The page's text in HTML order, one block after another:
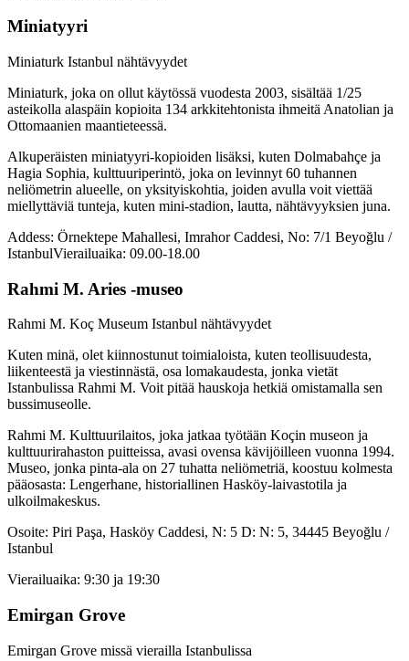
Miniatyyri
Miniaturk Istanbul nähtävyydet
Miniaturk, joka on ollut käytössä vuodesta 2003, sisältää 1/25
asteikolla alaspäin kopioita 134 arkkitehtonista ihmeitä Anatolian ja
Ottomaanien maantieteessä.
Alkuperäisten miniatyyri-kopioiden lisäksi, kuten Dolmabahçe ja
Hagia Sophia, kulttuuriperintö, joka on levinnyt 60 tuhannen
neliömetrin alueelle, on yksityiskohtia, joiden avulla voit viettää
miellyttäviä tunteja, kuten mini-stadion, lautta, nähtävyyksien juna.
Addess: Örnektepe Mahallesi, Imrahor Caddesi, No: 7/1 Beyoğlu /
IstanbulVierailuaika: 09.00-18.00
Rahmi M. Aries -museo
Rahmi M. Koç Museum Istanbul nähtävyydet
Kuten minä, olet kiinnostunut toimialoista, kuten teollisuudesta,
liikenteestä ja viestinnästä, osa lomakaudesta, jonka vietät
Istanbulissa Rahmi M. Voit pitää hauskoja hetkiä omistamalla sen
bussimuseolle.
Rahmi M. Kulttuurilaitos, joka jatkaa työtään Koçin museon ja
kulttuurirahaston puitteissa, avasi ovensa kävijöilleen vuonna 1994.
Museo, jonka pinta-ala on 27 tuhatta neliömetriä, koostuu kolmesta
pääosasta: Lengerhane, historiallinen Hasköy-laivastotila ja
ulkoilmakeskus.
Osoite: Piri Paşa, Hasköy Caddesi, N: 5 D: N: 5, 34445 Beyoğlu /
Istanbul
Vierailuaika: 9:30 ja 19:30
Emirgan Grove
Emirgan Grove missä vierailla Istanbulissa